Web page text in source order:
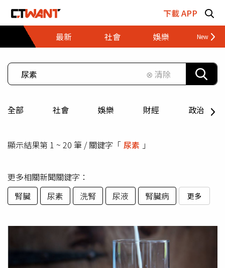
下載 APP
最新
社會 娛樂 財經
⊗ 清除
全部 社會 娛樂 財經 政治
顯示結果第 1 ~ 20 筆 / 關鍵字「 尿素 」
更多相關新聞關鍵字：
腎臟
尿素 洗腎 尿液 腎臟病 更多